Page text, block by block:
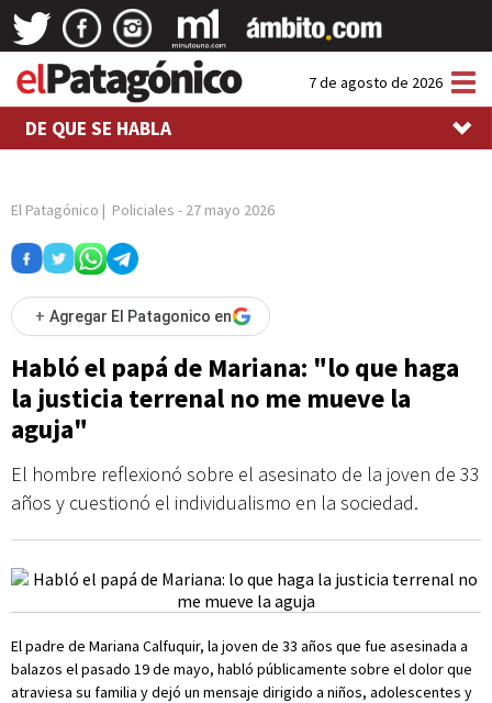
7 de agosto de 2026
DE QUE SE HABLA
El Patagónico | Policiales - 27 mayo 2026
+ Agregar El Patagonico en
Habló el papá de Mariana: "lo que haga
la justicia terrenal no me mueve la
aguja"
El hombre reflexionó sobre el asesinato de la joven de 33
años y cuestionó el individualismo en la sociedad.
El padre de Mariana Calfuquir, la joven de 33 años que fue asesinada a
balazos el pasado 19 de mayo, habló públicamente sobre el dolor que
atraviesa su familia y dejó un mensaje dirigido a niños, adolescentes y